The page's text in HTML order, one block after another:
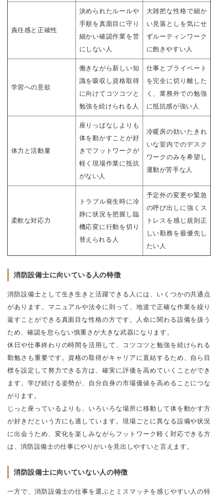
責任感と正確性
決められたルールや
手順を真面目に守り
細かい確認作業を苦
にしない人
大雑把な性格で細か
い見落としを気にせ
ずルーティンワーク
に飽きやすい人
学習への意欲
働きながら新しい知
識を吸収し資格取得
に向けてコツコツと
勉強を続けられる人
仕事とプライベート
を完全に切り離した
く、業務外での勉強
に抵抗感が強い人
体力と活動量
座りっぱなしよりも
体を動かすことが好
きでフットワークが
軽く現場作業に抵抗
がない人
冷暖房の効いたきれ
いな室内でのデスク
ワークのみを希望し
運動が苦手な人
柔軟な対応力
トラブル発生時に冷
静に状況を把握し臨
機応変に行動を切り
替えられる人
予定外の変更や緊急
の呼び出しに強くス
トレスを感じ規則正
しい勤務を最優先し
たい人
消防設備士に向いている人の特徴
消防設備士として生き生きと活躍できる人には、いくつかの共通点
があります。マニュアルや法令に則って、地道で正確な作業を繰り
返すことができる真面目な性格の方です。人命に関わる設備を扱う
ため、確認を怠らない慎重さが大きな武器になります。
休日や仕事終わりの時間を活用して、コツコツと勉強を続けられる
勤勉さも重要です。資格の取得がキャリアに直結するため、自ら目
標を設定して努力できる方は、確実に評価を高めていくことができ
ます。学び続ける姿勢が、自分自身の市場価値を高めることにつな
がります。
じっと座っているよりも、いろいろな場所に移動して体を動かす方
が好きだという方にも適しています。現場ごとに異なる設備や状況
に出会うため、変化を楽しみながらフットワーク軽く対応できる方
は、消防設備士の仕事にやりがいを見出しやすいと言えます。
消防設備士に向いていない人の特徴
一方で、消防設備士の仕事を選ぶとミスマッチを感じやすい人の特